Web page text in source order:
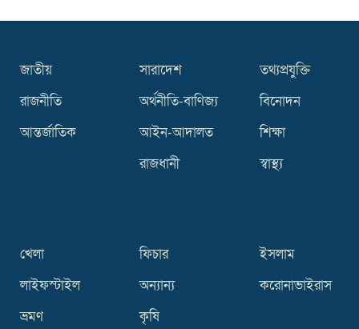
জাতীয়
রাজনীতি
আন্তর্জাতিক
সারাদেশ
অর্থনীতি-বাণিজ্য
আইন-আদালত
রাজধানী
তথ্যপ্রযুক্তি
বিনোদন
শিক্ষা
স্বাস্থ্য
খেলা
লাইফস্টাইল
ভ্রমণ
ফিচার
অন্যান্য
কৃষি
ইসলাম
করোনাভাইরাস